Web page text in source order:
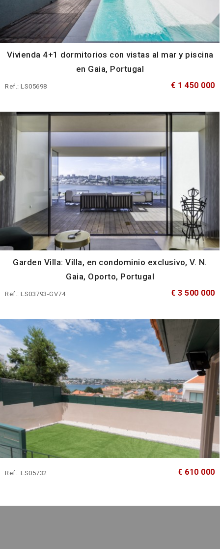
Vivienda 4+1 dormitorios con vistas al mar y piscina
en Gaia, Portugal
Ref.: LS05698 € 1 450 000
Garden Villa: Villa, en condominio exclusivo, V. N.
Gaia, Oporto, Portugal
Ref.: LS03793-GV74 € 3 500 000
Ref.: LS05732 € 610 000